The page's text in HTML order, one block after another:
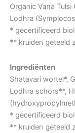
Organic Vana
Lodhra
* gecertificeerd
** kruiden geteeld
Ingrediënten
Shatavari wortel*,
Lodhra schors**,
* gecertificeerd
** kruiden geteeld